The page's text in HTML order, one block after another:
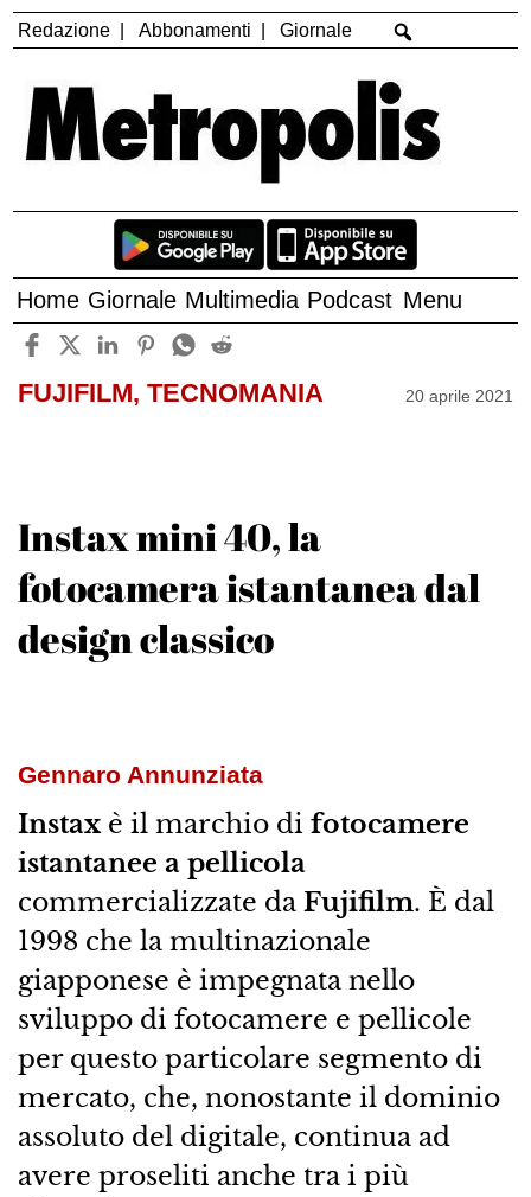
Redazione Abbonamenti Giornale
Home Giornale Multimedia Podcast Menu
FUJIFILM, TECNOMANIA 20 aprile 2021
Instax mini 40, la
fotocamera istantanea dal
design classico
Gennaro Annunziata
Instaxè il marchio di fotocamere
istantanee a pellicola
commercializzate da Fujifilm. È dal
1998 che la multinazionale
giapponese è impegnata nello
sviluppo di fotocamere e pellicole
per questo particolare segmento di
mercato, che, nonostante il dominio
assoluto del digitale, continua ad
avere proseliti anche tra i più